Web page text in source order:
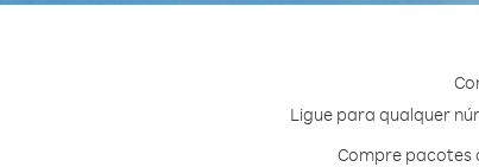
Ligue para qualquer
Compre pacotes